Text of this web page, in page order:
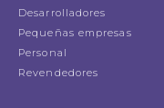
Desarrolladores
Pequeñas empresas
Personal
Revendedores